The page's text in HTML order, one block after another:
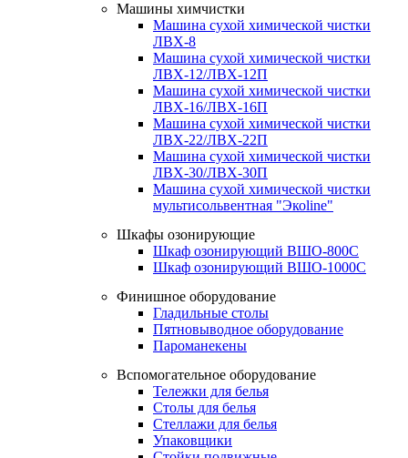
Машины химчистки
Машина сухой химической чистки
ЛВХ-8
Машина сухой химической чистки
ЛВХ-12/ЛВХ-12П
Машина сухой химической чистки
ЛВХ-16/ЛВХ-16П
Машина сухой химической чистки
ЛВХ-22/ЛВХ-22П
Машина сухой химической чистки
ЛВХ-30/ЛВХ-30П
Машина сухой химической чистки
мультисольвентная "Экоline"
Шкафы озонирующие
Шкаф озонирующий ВШО-800С
Шкаф озонирующий ВШО-1000С
Финишное оборудование
Гладильные столы
Пятновыводное оборудование
Пароманекены
Вспомогательное оборудование
Тележки для белья
Столы для белья
Стеллажи для белья
Упаковщики